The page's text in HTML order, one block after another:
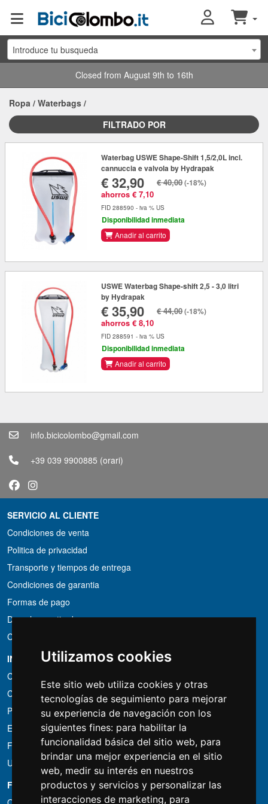
Utilizamos cookies
Este sitio web utiliza cookies y otras
tecnologías de seguimiento para mejorar
su experiencia de navegación con los
siguientes fines: para habilitar la
funcionalidad básica del sitio web, para
brindar una mejor experiencia en el sitio
web, medir su interés en nuestros
productos y servicios y personalizar las
interacciones de marketing, para
Introduce tu busqueda
Closed from August 9th to 16th
Ropa / Waterbags /
FILTRADO POR
Waterbag USWE Shape-Shift 1,5/2,0L incl.
cannuccia e valvola by Hydrapak
€ 32,90
ahorros € 7,10
€ 40,00(-18%)
FID 288590 - iva % US
Disponibilidad inmediata
Anadir al carrito
USWE Waterbag Shape-shift 2,5 - 3,0 litri
by Hydrapak
€ 35,90
ahorros € 8,10
€ 44,00(-18%)
FID 288591 - iva % US
Disponibilidad inmediata
Anadir al carrito
info.bicicolombo@gmail.com
+39 039 9900885 (orari)
SERVICIO AL CLIENTE
Condiciones de venta
Politica de privacidad
Transporte y tiempos de entrega
Condiciones de garantia
Formas de pago
Derecho a retirada
Condiciones de IVA
INFORMACIÓN
Condiciones de alquiler
Cotizaciones
Paquetes de ahorro
Encontrado por menos?
Financiacion
Uso
FOTOCOLOMBO.IT